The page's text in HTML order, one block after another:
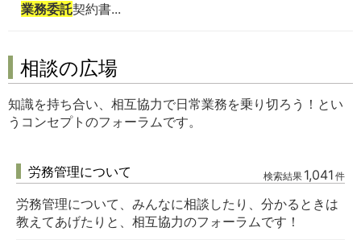
業務委託契約書...
相談の広場
知識を持ち合い、相互協力で日常業務を乗り切ろう！とい
うコンセプトのフォーラムです。
労務管理について 検索結果 1,041 件
労務管理について、みんなに相談したり、分かるときは
教えてあげたりと、相互協力のフォーラムです！